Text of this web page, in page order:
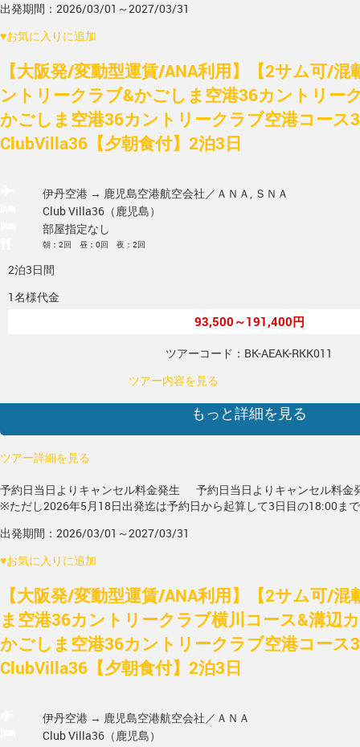
出発期間：2026/03/01～2027/03/31
♥お気に入りに追加
【大阪発/変動型運賃/ANA利用】【2サム可/混
ントリークラブ&かごしま空港36カントリー
かごしま空港36カントリークラブ空港コース
ClubVilla36【夕朝食付】2泊3日
伊丹空港 → 鹿児島空港航空会社／ＡＮＡ, ＳＮＡ
Club Villa36（鹿児島）
部屋指定なし
朝：2回 昼：0回 夜：2回
2泊3日間
1名様代金
93,500～191,400円
ツアーコード：BK-AEAK-RKK011
ツアー内容を見る
もっと詳細を見る
ツアー詳細を見る
予約日当日よりキャンセル料金発生
予約日当日よりキャンセル料金
※ただし2026年5月18日出発迄は予約日から起算して3日目の18:00ま
出発期間：2026/03/01～2027/03/31
♥お気に入りに追加
【大阪発/変動型運賃/ANA利用】【2サム可/
ま空港36カントリークラブ横川コース&溝辺
かごしま空港36カントリークラブ空港コース
ClubVilla36【夕朝食付】2泊3日
伊丹空港 → 鹿児島空港航空会社／ＡＮＡ
Club Villa36（鹿児島）